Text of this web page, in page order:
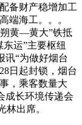
备财产稳增加工
端海工。。。
黄—黄大”铁抵
运”主要枢纽
讯“为做好烟台
日起封锁，烟台
，乘客数量大
成长环境传递会
林出席。